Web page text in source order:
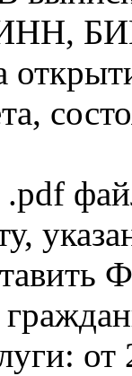
от